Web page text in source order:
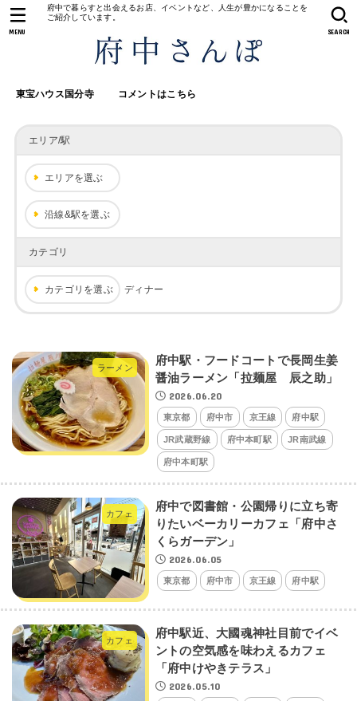
府中で暮らすと出会えるお店、イベントなど、人生が豊かになることを
ご紹介しています。
東宝ハウス国分寺 コメントはこちら
SEARCH
MENU
エリア/駅
エリアを選ぶ
沿線&駅を選ぶ
カテゴリ
カテゴリを選ぶ ディナー
ラーメン
府中駅・フードコートで長岡生姜
醤油ラーメン「拉麺屋 辰之助」
2026.06.20
東京都 府中市 京王線 府中駅
JR武蔵野線 府中本町駅 JR南武線
府中本町駅
カフェ
府中で図書館・公園帰りに立ち寄
りたいベーカリーカフェ「府中さ
くらガーデン」
2026.06.05
東京都 府中市 京王線 府中駅
カフェ
府中駅近、大國魂神社目前でイベ
ントの空気感を味わえるカフェ
「府中けやきテラス」
2026.05.10